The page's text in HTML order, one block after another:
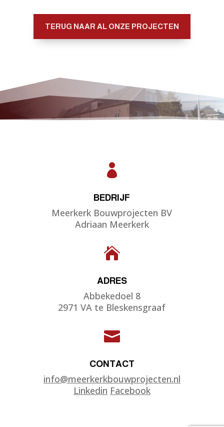
TERUG NAAR AL ONZE PROJECTEN

BEDRIJF
Meerkerk Bouwprojecten BV
Adriaan Meerkerk

ADRES
Abbekedoel 8
2971 VA te Bleskensgraaf

CONTACT
info@meerkerkbouwprojecten.nl
Linkedin Facebook